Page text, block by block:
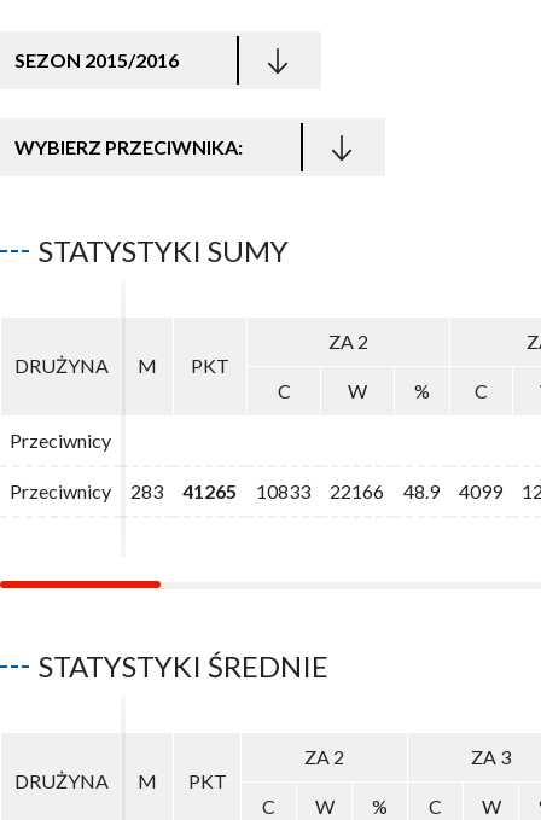
SEZON 2015/2016
WYBIERZ PRZECIWNIKA:
STATYSTYKI SUMY
DRUŻYNA M PKT
ZA 2
C W % C
Przeciwnicy
Przeciwnicy 283 41265 10833 22166 48.9 4099
DRUŻYNA M PKT
ZA 2
C W % C
Przeciwnicy
Przeciwnicy 283 41265 10833 22166 48.9 4099
STATYSTYKI ŚREDNIE
DRUŻYNA M PKT
ZA 2 ZA 3
C W % C W
DRUŻYNA M PKT
ZA 2 ZA 3
C W % C W